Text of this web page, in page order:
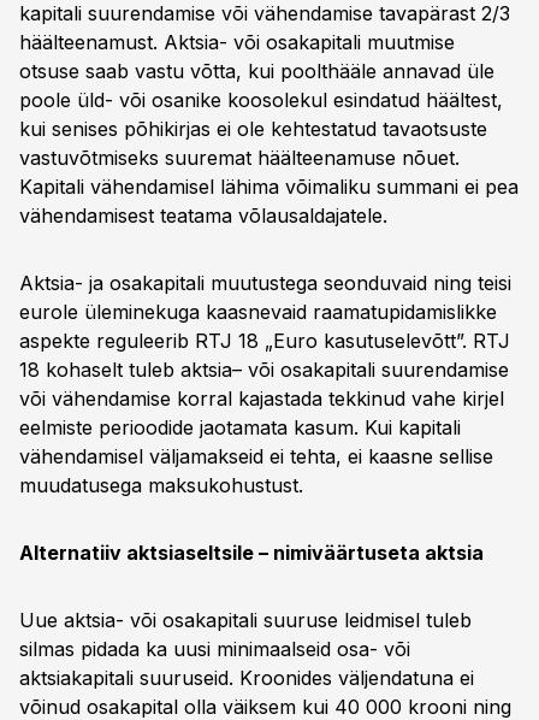
kapitali suurendamise või vähendamise tavapärast 2/3
häälteenamust. Aktsia- või osakapitali muutmise
otsuse saab vastu võtta, kui poolthääle annavad üle
poole üld- või osanike koosolekul esindatud häältest,
kui senises põhikirjas ei ole kehtestatud tavaotsuste
vastuvõtmiseks suuremat häälteenamuse nõuet.
Kapitali vähendamisel lähima võimaliku summani ei pea
vähendamisest teatama võlausaldajatele.
Aktsia- ja osakapitali muutustega seonduvaid ning teisi
eurole üleminekuga kaasnevaid raamatupidamislikke
aspekte reguleerib RTJ 18 „Euro kasutuselevõtt”. RTJ
18 kohaselt tuleb aktsia– või osakapitali suurendamise
või vähendamise korral kajastada tekkinud vahe kirjel
eelmiste perioodide jaotamata kasum. Kui kapitali
vähendamisel väljamakseid ei tehta, ei kaasne sellise
muudatusega maksukohustust.
Alternatiiv aktsiaseltsile – nimiväärtuseta aktsia
Uue aktsia- või osakapitali suuruse leidmisel tuleb
silmas pidada ka uusi minimaalseid osa- või
aktsiakapitali suuruseid. Kroonides väljendatuna ei
võinud osakapital olla väiksem kui 40 000 krooni ning